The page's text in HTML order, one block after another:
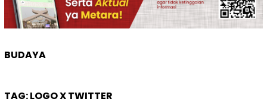
BUDAYA
TAG:LOGO X TWITTER